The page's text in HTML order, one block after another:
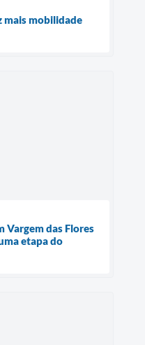
mais mobilidade
Vargem das Flores
etapa do